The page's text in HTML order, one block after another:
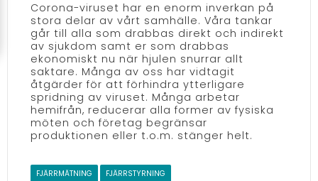
Corona-viruset har en enorm inverkan på
stora delar av vårt samhälle. Våra tankar
går till alla som drabbas direkt och indirekt
av sjukdom samt er som drabbas
ekonomiskt nu när hjulen snurrar allt
saktare. Många av oss har vidtagit
åtgärder för att förhindra ytterligare
spridning av viruset. Många arbetar
hemifrån, reducerar alla former av fysiska
möten och företag begränsar
produktionen eller t.o.m. stänger helt.
FJÄRRMÄTNING FJÄRRSTYRNING